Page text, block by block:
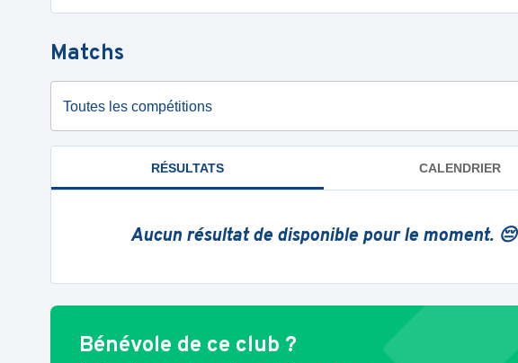
Matchs
Toutes les compétitions
RÉSULTATS CALENDRIER
Aucun résultat de disponible pour le moment. 😔
Bénévole de ce club ?